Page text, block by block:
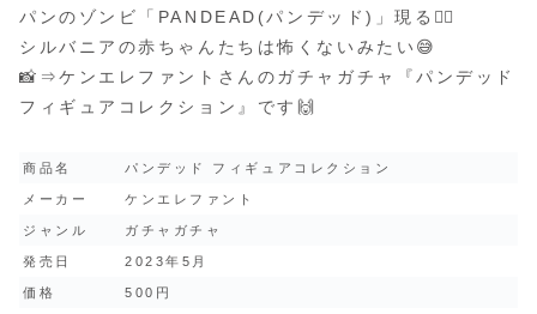
パンのゾンビ「PANDEAD(パンデッド)」現る🧟‍♂️
シルバニアの赤ちゃんたちは怖くないみたい😅
📸⇒ケンエレファントさんのガチャガチャ『パンデッド
フィギュアコレクション』です🙌
商品名 パンデッド フィギュアコレクション
メーカー ケンエレファント
ジャンル ガチャガチャ
発売日 2023年5月
価格 500円